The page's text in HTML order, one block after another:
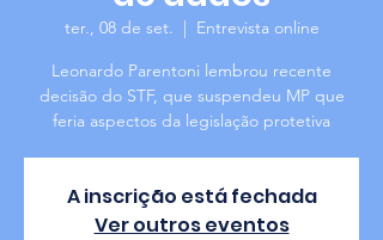
ter., 08 de set.
  |
Entrevista online
Leonardo Parentoni lembrou recente
decisão do STF, que suspendeu MP que
feria aspectos da legislação protetiva
A inscrição está fechada
Ver outros eventos